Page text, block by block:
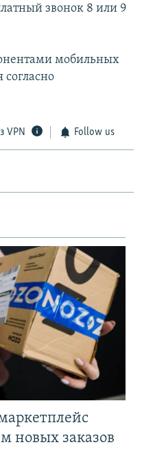
звонок 8 или 9
мобильных
согласно
VPN Follow us
новых заказов